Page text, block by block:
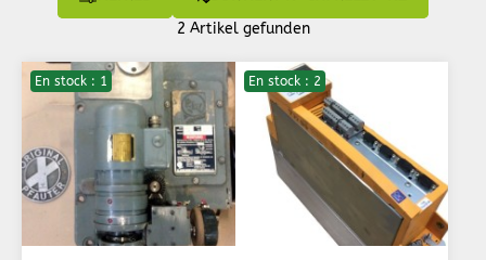
2 Artikel gefunden
En stock : 1 En stock : 2